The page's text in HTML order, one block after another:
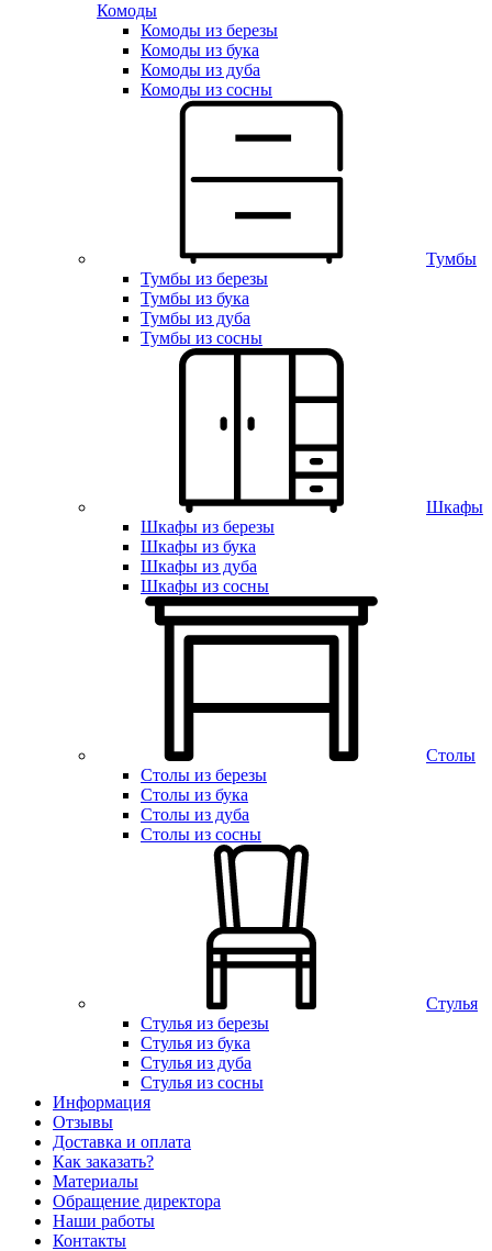
Комоды
Комоды из березы
Комоды из бука
Комоды из дуба
Комоды из сосны
Тумбы
Тумбы из березы
Тумбы из бука
Тумбы из дуба
Тумбы из сосны
Шкафы
Шкафы из березы
Шкафы из бука
Шкафы из дуба
Шкафы из сосны
Столы
Столы из березы
Столы из бука
Столы из дуба
Столы из сосны
Стулья
Стулья из березы
Стулья из бука
Стулья из дуба
Стулья из сосны
Информация
Отзывы
Доставка и оплата
Как заказать?
Материалы
Обращение директора
Наши работы
Контакты